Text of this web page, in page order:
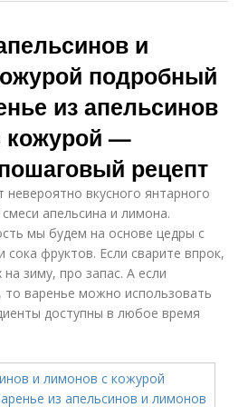
и
подробный
из апельсинов
кожурой —
рецепт
вкусного янтарного
апельсина и лимона.
мы будем на основе цедры с
фруктов. Если сварите впрок,
зиму, про запас. А если
то варенье можно использовать
доступны в любое время